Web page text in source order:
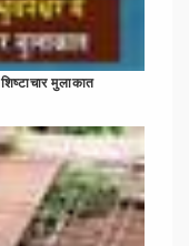
शिष्टाचार मुलाकात